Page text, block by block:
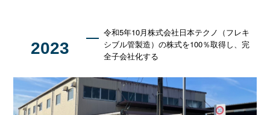
2023
令和5年10月株式会社日本テクノ（フレキ
シブル管製造）の株式を100％取得し、完
全子会社化する